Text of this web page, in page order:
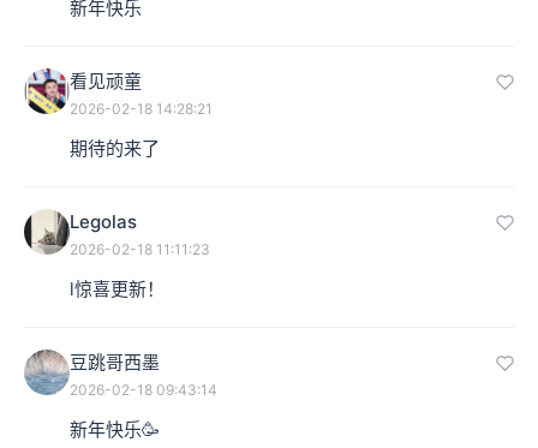
新年快乐
看见顽童
2026-02-18 14:28:21
期待的来了
Legolas
2026-02-18 11:11:23
l惊喜更新！
豆跳哥西墨
2026-02-18 09:43:14
新年快乐🥳